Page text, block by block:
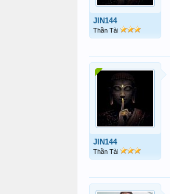
JIN144
Thần Tài
JIN144
Thần Tài